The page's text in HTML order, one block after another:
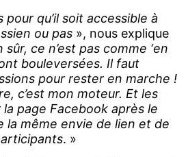
pour qu’il soit accessible à
ou pas », nous explique
sûr, ce n’est pas comme ‘en
bouleversées. Il faut
pour rester en marche !
c’est mon moteur. Et les
page Facebook après le
la même envie de lien et de
. »